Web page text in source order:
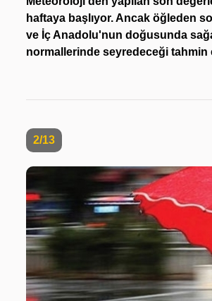
haftaya başlıyor. Ancak öğleden
ve İç Anadolu'nun doğusunda
normallerinde seyredeceği tahmin
2/13